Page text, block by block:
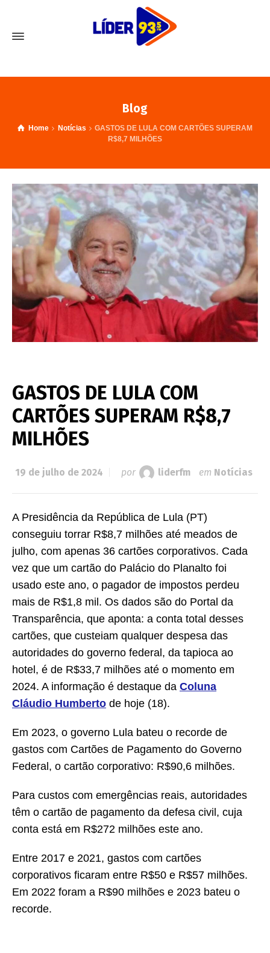
Blog
Home Notícias
GASTOS DE LULA COM CARTÕES SUPERAM
R$8,7 MILHÕES
GASTOS DE LULA COM
CARTÕES SUPERAM R$8,7
MILHÕES
19 de julho de 2024 por liderfm em Notícias
A Presidência da República de Lula (PT)
conseguiu torrar R$8,7 milhões até meados de
julho, com apenas 36 cartões corporativos. Cada
vez que um cartão do Palácio do Planalto foi
usado este ano, o pagador de impostos perdeu
mais de R$1,8 mil. Os dados são do Portal da
Transparência, que aponta: a conta total desses
cartões, que custeiam qualquer despesa das
autoridades do governo federal, da tapioca ao
hotel, é de R$33,7 milhões até o momento em
2024. A informação é destaque da Coluna
Cláudio Humberto de hoje (18).
Em 2023, o governo Lula bateu o recorde de
gastos com Cartões de Pagamento do Governo
Federal, o cartão corporativo: R$90,6 milhões.
Para custos com emergências reais, autoridades
têm o cartão de pagamento da defesa civil, cuja
conta está em R$272 milhões este ano.
Entre 2017 e 2021, gastos com cartões
corporativos ficaram entre R$50 e R$57 milhões.
Em 2022 foram a R$90 milhões e 2023 bateu o
recorde.